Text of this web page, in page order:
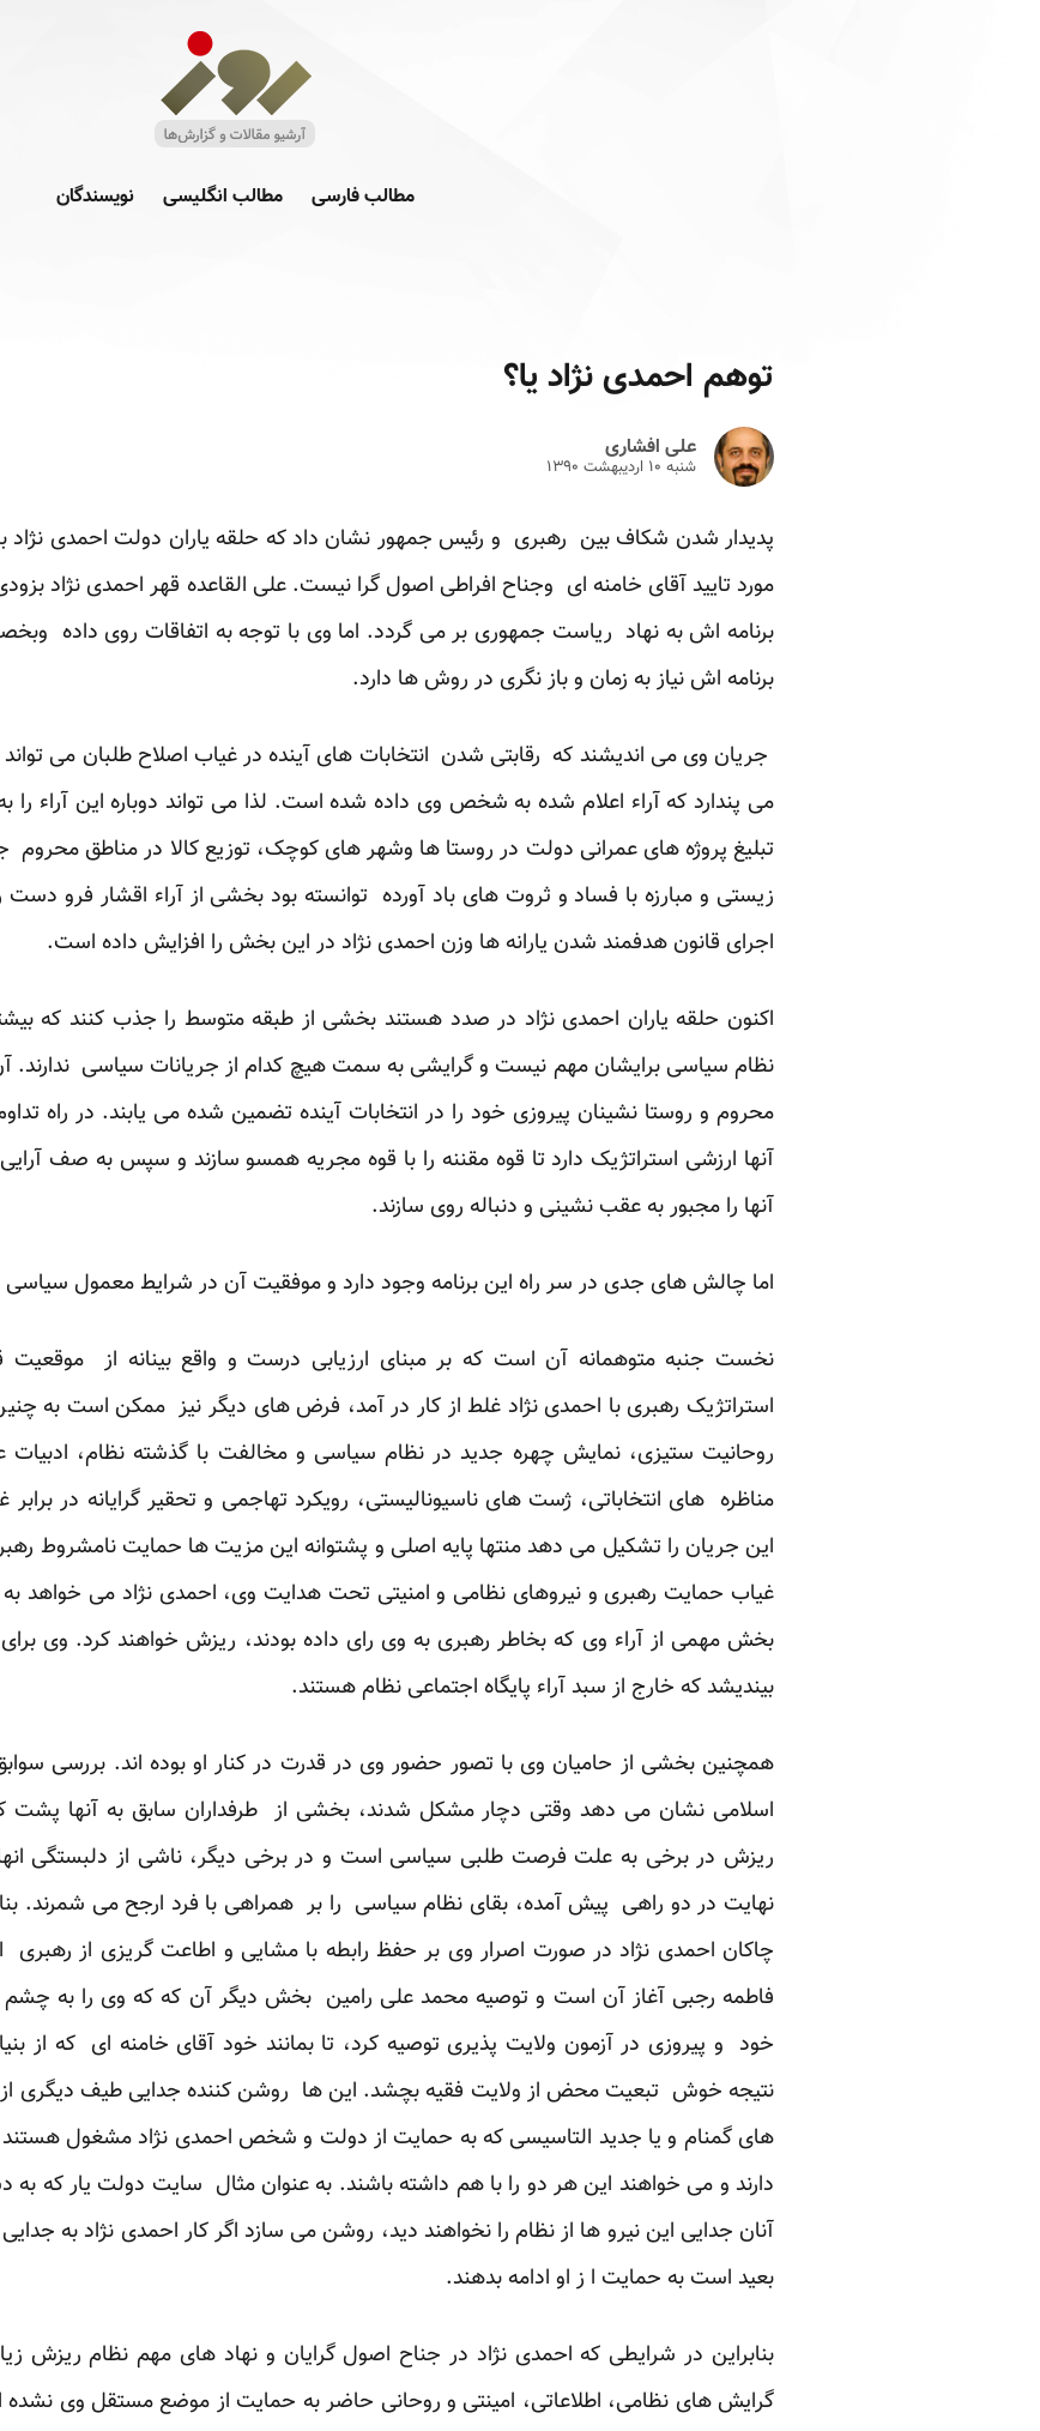
مطالب فارسی مطالب انگلیسی نویسندگان
توهم احمدی نژاد یا؟
علی افشاری
شنبه ۱۰ ارديبهشت ۱۳۹۰
پدیدار شدن شکاف بین رهبری و رئیس جمهور نشان داد که حلقه یاران دولت احمدی نژاد
مورد تایید آقای خامنه ای وجناح افراطی اصول گرا نیست. علی القاعده قهر احمدی نژاد
برنامه اش به نهاد ریاست جمهوری بر می گردد. اما وی با توجه به اتفاقات روی داده
برنامه اش نیاز به زمان و باز نگری در روش ها دارد.
جریان وی می اندیشند که رقابتی شدن انتخابات های آینده در غیاب اصلاح طلبان می تواند
می پندارد که آراء اعلام شده به شخص وی داده شده است. لذا می تواند دوباره این آراء را
تبلیغ پروژه های عمرانی دولت در روستا ها وشهر های کوچک، توزیع کالا در مناطق
زیستی و مبارزه با فساد و ثروت های باد آورده توانسته بود بخشی از آراء اقشار فرو
اجرای قانون هدفمند شدن یارانه ها وزن احمدی نژاد در این بخش را افزایش داده است.
اکنون حلقه یاران احمدی نژاد در صدد هستند بخشی از طبقه متوسط را جذب کنند که
نظام سیاسی برایشان مهم نیست و گرایشی به سمت هیچ کدام از جریانات سیاسی ندارند.
محروم و روستا نشینان پیروزی خود را در انتخابات آینده تضمین شده می یابند. در راه
آنها ارزشی استراتژیک دارد تا قوه مقننه را با قوه مجریه همسو سازند و سپس به صف آرایی
آنها را مجبور به عقب نشینی و دنباله روی سازند.
اما چالش های جدی در سر راه این برنامه وجود دارد و موفقیت آن در شرایط معمول سیاسی
نخست جنبه متوهمانه آن است که بر مبنای ارزیابی درست و واقع بینانه از موقعیت
استراتژیک رهبری با احمدی نژاد غلط از کار در آمد، فرض های دیگر نیز ممکن است به
روحانیت ستیزی، نمایش چهره جدید در نظام سیاسی و مخالفت با گذشته نظام،
مناظره های انتخاباتی، ژست های ناسیونالیستی، رویکرد تهاجمی و تحقیر گرایانه در
این جریان را تشکیل می دهد منتها پایه اصلی و پشتوانه این مزیت ها حمایت نامشروط
غیاب حمایت رهبری و نیروهای نظامی و امنیتی تحت هدایت وی، احمدی نژاد می خواهد
بخش مهمی از آراء وی که بخاطر رهبری به وی رای داده بودند، ریزش خواهند کرد. وی
بیندیشد که خارج از سبد آراء پایگاه اجتماعی نظام هستند.
همچنین بخشی از حامیان وی با تصور حضور وی در قدرت در کنار او بوده اند. بررسی
اسلامی نشان می دهد وقتی دچار مشکل شدند، بخشی از طرفداران سابق به آنها پشت
ریزش در برخی به علت فرصت طلبی سیاسی است و در برخی دیگر، ناشی از دلبستگی
نهایت در دو راهی پیش آمده، بقای نظام سیاسی را بر همراهی با فرد ارجح می شمرند.
چاکان احمدی نژاد در صورت اصرار وی بر حفظ رابطه با مشایی و اطاعت گریزی از رهبری
فاطمه رجبی آغاز آن است و توصیه محمد علی رامین بخش دیگر آن که که وی را به چشم
خود و پیروزی در آزمون ولایت پذیری توصیه کرد، تا بمانند خود آقای خامنه ای که از
نتیجه خوش تبعیت محض از ولایت فقیه بچشد. این ها روشن کننده جدایی طیف دیگری از
های گمنام و یا جدید التاسیسی که به حمایت از دولت و شخص احمدی نژاد مشغول هستند
دارند و می خواهند این هر دو را با هم داشته باشند. به عنوان مثال سایت دولت یار که
آنان جدایی این نیرو ها از نظام را نخواهند دید، روشن می سازد اگر کار احمدی نژاد به
بعید است به حمایت ا ز او ادامه بدهند.
بنابراین در شرایطی که احمدی نژاد در جناح اصول گرایان و نهاد های مهم نظام ریزش
گرایش های نظامی، اطلاعاتی، امینتی و روحانی حاضر به حمایت از موضع مستقل وی